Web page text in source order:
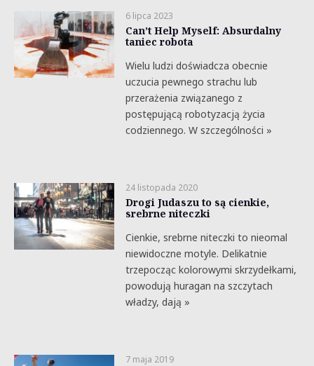
6 lipca 2023
Can’t Help Myself: Absurdalny
taniec robota
Wielu ludzi doświadcza obecnie
uczucia pewnego strachu lub
przerażenia związanego z
postępującą robotyzacją życia
codziennego. W szczególności »
24 listopada 2020
Drogi Judaszu to są cienkie,
srebrne niteczki
Cienkie, srebrne niteczki to nieomal
niewidoczne motyle. Delikatnie
trzepocząc kolorowymi skrzydełkami,
powodują huragan na szczytach
władzy, dają »
7 maja 2019